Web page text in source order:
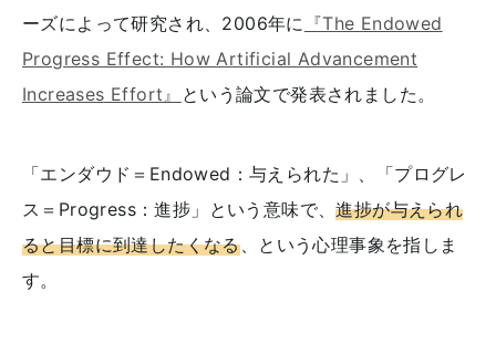
ーズによって研究され、2006年に 『The Endowed
Progress Effect: How Artificial Advancement
Increases Effort』 という論文で発表されました。
「エンダウド＝Endowed：与えられた」、「プログレ
ス＝Progress：進捗」という意味で、進捗が与えられ
ると目標に到達したくなる、という心理事象を指しま
す。